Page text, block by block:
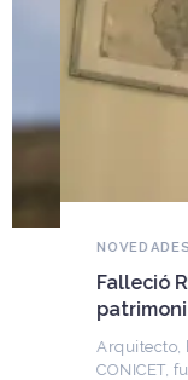
NOVEDADES DEL
Falleció
patrimonio
Arquitecto,
CONICET, fundó